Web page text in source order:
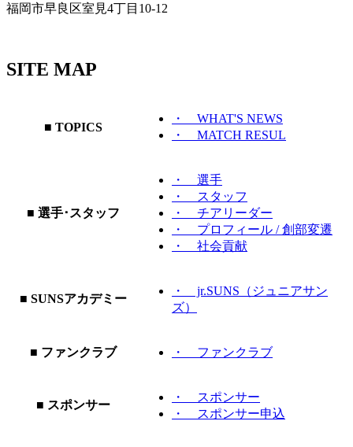
福岡市早良区室見4丁目10-12
SITE MAP
■ TOPICS
・ WHAT'S NEWS
・ MATCH RESUL
■ 選手･スタッフ
・ 選手
・ スタッフ
・ チアリーダー
・ プロフィール / 創部変遷
・ 社会貢献
■ SUNSアカデミー
・ jr.SUNS（ジュニアサン
ズ）
■ ファンクラブ ・ ファンクラブ
■ スポンサー
・ スポンサー
・ スポンサー申込